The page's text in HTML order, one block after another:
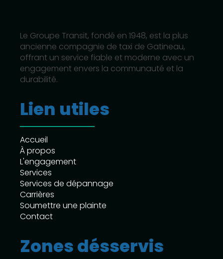
Le Groupe Transit, fondé en 1948, est la plus
ancienne compagnie de taxi de Gatineau,
offrant un service fiable et moderne avec un
engagement envers la communauté et la
durabilité.
Lien utiles
Accueil
À propos
L'engagement
Services
Services de dépannage
Carrières
Soumettre une plainte
Contact
Zones désservis